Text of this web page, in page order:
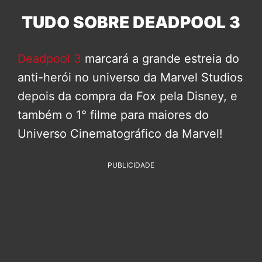
TUDO SOBRE DEADPOOL 3
Deadpool 3 marcará a grande estreia do
anti-herói no universo da Marvel Studios
depois da compra da Fox pela Disney, e
também o 1° filme para maiores do
Universo Cinematográfico da Marvel!
PUBLICIDADE